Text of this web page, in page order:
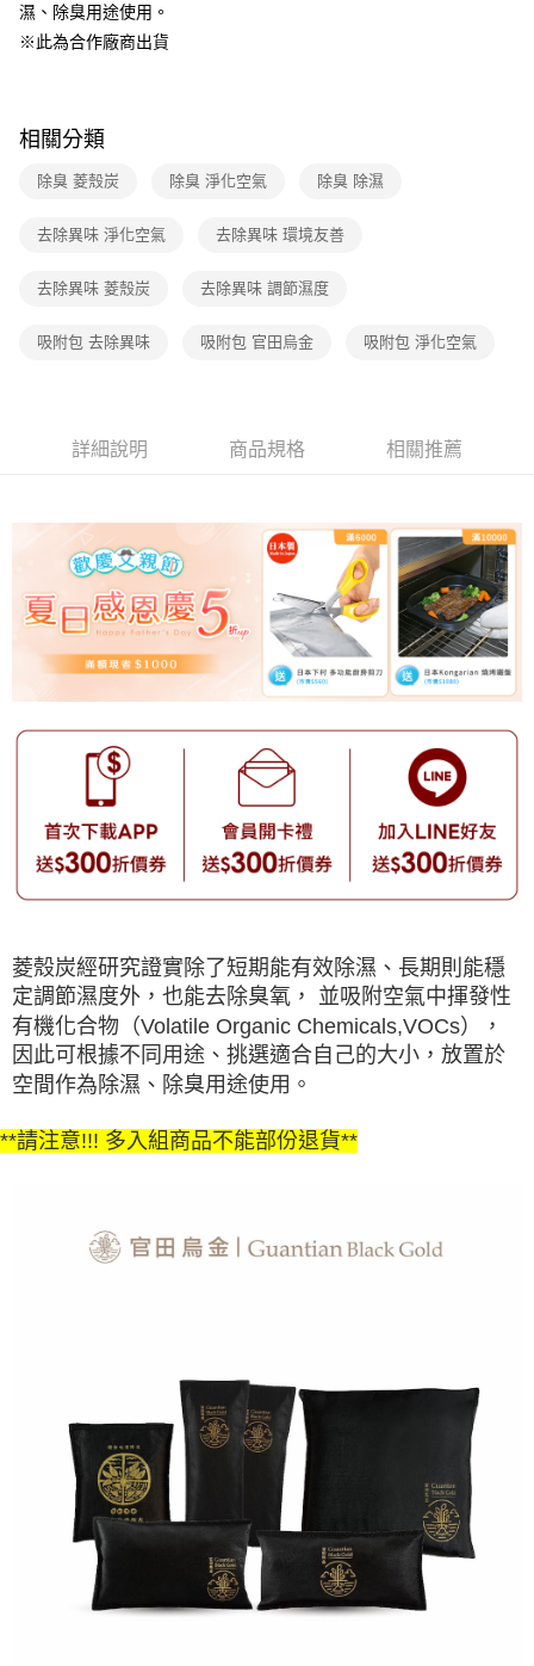
醒簡訊。
2.透過簡訊連結打開帳單後，可選擇「超商條碼／台灣大直營門市／銀行轉
帳／街口支付／iPASS MONEY」等通路繳費。
用戶於交易時，得透過本服務購買商品或服務，並由商店將買賣／分期付款
2.基於同意付款使用「大哥付你分期」之契約關係目的，商店將以您的個人
由本公司與您本人進行分期帳單所需資料之確認、核對及更正。
濕、除臭用途使用。
※此為合作廠商出貨
相關分類
除臭 菱殼炭 除臭 淨化空氣 除臭 除濕
去除異味 淨化空氣 去除異味 環境友善
去除異味 菱殼炭 去除異味 調節濕度
吸附包 去除異味 吸附包 官田烏金 吸附包 淨化空氣
詳細說明 商品規格 相關推薦
菱殼炭經研究證實除了短期能有效除濕、長期則能穩
定調節濕度外，也能去除臭氧， 並吸附空氣中揮發性
有機化合物（Volatile Organic Chemicals,VOCs），
因此可根據不同用途、挑選適合自己的大小，放置於
空間作為除濕、除臭用途使用。
**請注意!!! 多入組商品不能部份退貨**